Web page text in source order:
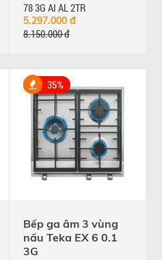
78 3G AI AL 2TR
5.297.000 đ
8.150.000 đ
35%
Bếp ga âm 3 vùng
nấu Teka EX 6 0.1
3G